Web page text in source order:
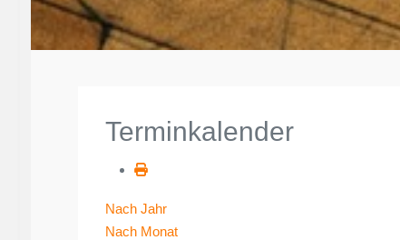
Terminkalender
Nach Jahr
Nach Monat